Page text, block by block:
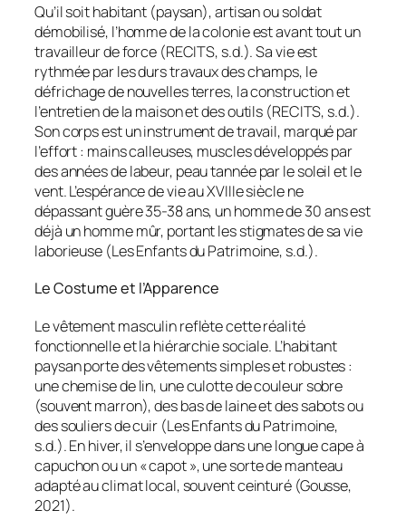
Qu’il soit habitant (paysan), artisan ou soldat
démobilisé, l’homme de la colonie est avant tout un
travailleur de force (RECITS, s.d.). Sa vie est
rythmée par les durs travaux des champs, le
défrichage de nouvelles terres, la construction et
l’entretien de la maison et des outils (RECITS, s.d.).
Son corps est un instrument de travail, marqué par
l’effort : mains calleuses, muscles développés par
des années de labeur, peau tannée par le soleil et le
vent. L’espérance de vie au XVIIIe siècle ne
dépassant guère 35-38 ans, un homme de 30 ans est
déjà un homme mûr, portant les stigmates de sa vie
laborieuse (Les Enfants du Patrimoine, s.d.).
Le Costume et l’Apparence
Le vêtement masculin reflète cette réalité
fonctionnelle et la hiérarchie sociale. L’habitant
paysan porte des vêtements simples et robustes :
une chemise de lin, une culotte de couleur sobre
(souvent marron), des bas de laine et des sabots ou
des souliers de cuir (Les Enfants du Patrimoine,
s.d.). En hiver, il s’enveloppe dans une longue cape à
capuchon ou un « capot », une sorte de manteau
adapté au climat local, souvent ceinturé (Gousse,
2021).